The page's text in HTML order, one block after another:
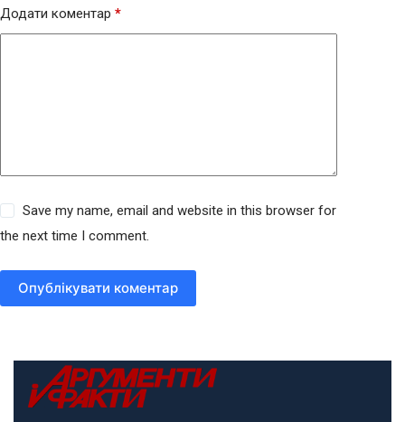
Додати коментар *
Save my name, email and website in this browser for
the next time I comment.
Опублікувати коментар